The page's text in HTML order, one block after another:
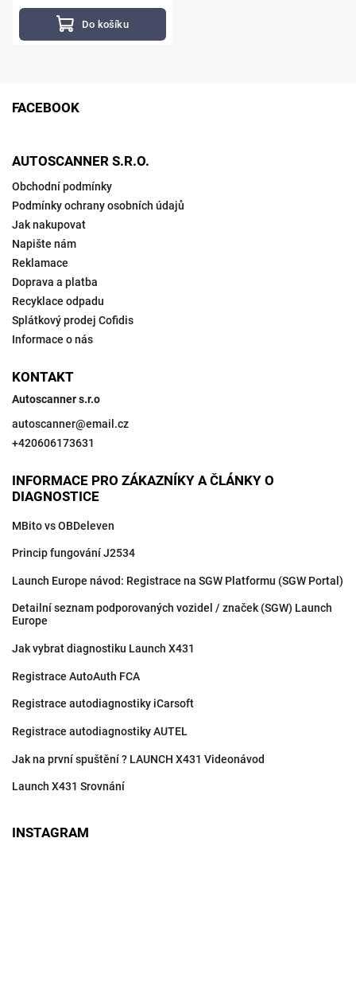
Do košíku
FACEBOOK
AUTOSCANNER S.R.O.
Obchodní podmínky
Podmínky ochrany osobních údajů
Jak nakupovat
Napište nám
Reklamace
Doprava a platba
Recyklace odpadu
Splátkový prodej Cofidis
Informace o nás
KONTAKT
Autoscanner s.r.o
autoscanner@email.cz
+420606173631
INFORMACE PRO ZÁKAZNÍKY A ČLÁNKY O
DIAGNOSTICE
MBito vs OBDeleven
Princip fungování J2534
Launch Europe návod: Registrace na SGW Platformu (SGW Portal)
Detailní seznam podporovaných vozidel / značek (SGW) Launch
Europe
Jak vybrat diagnostiku Launch X431
Registrace AutoAuth FCA
Registrace autodiagnostiky iCarsoft
Registrace autodiagnostiky AUTEL
Jak na první spuštění ? LAUNCH X431 Videonávod
Launch X431 Srovnání
INSTAGRAM